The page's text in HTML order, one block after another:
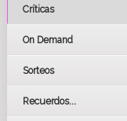
Críticas
On Demand
Sorteos
Recuerdos...